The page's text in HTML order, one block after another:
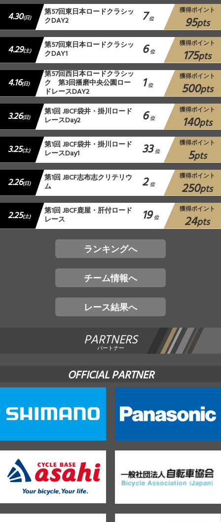
4.30(日) 第57回東日本ロードクラシッ
クDAY2 7 位
獲得ポイント
95pts
4.29(土) 第57回東日本ロードクラシッ
クDAY1 6 位
獲得ポイント
175pts
4.16(日)
第57回西日本ロードクラシッ
ク 第3回播磨中央公園ロー
ドレースDAY2 1 位
獲得ポイント
500pts
3.26(日) 第1回 JBCF袋井・掛川ロード
レースDay2 6 位
獲得ポイント
140pts
3.25(土) 第1回 JBCF袋井・掛川ロード
レースDay1 33 位
獲得ポイント
5pts
2.26(日) 第1回 JBCF志布志クリテリウ
ム 2 位
獲得ポイント
250pts
2.25(土) 第1回 JBCF鹿屋・肝付ロード
レース 19 位
獲得ポイント
24pts
ランキングへ
チーム情報へ
レース結果へ
PARTNERS
パートナー
OFFICIAL PARTNER